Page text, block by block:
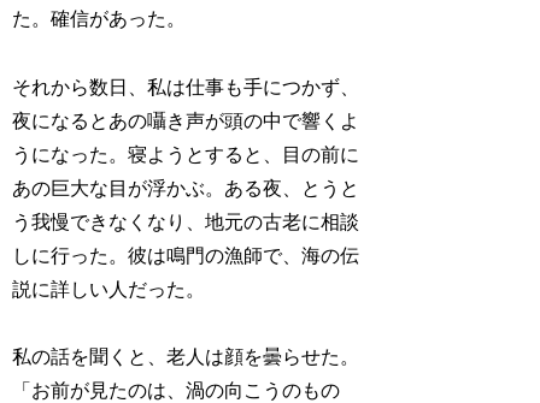
た。確信があった。
それから数日、私は仕事も手につかず、
夜になるとあの囁き声が頭の中で響くよ
うになった。寝ようとすると、目の前に
あの巨大な目が浮かぶ。ある夜、とうと
う我慢できなくなり、地元の古老に相談
しに行った。彼は鳴門の漁師で、海の伝
説に詳しい人だった。
私の話を聞くと、老人は顔を曇らせた。
「お前が見たのは、渦の向こうのもの